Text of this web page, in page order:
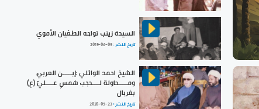
السيدة زينب تواجه الطغيان الأموي
تاريخ النشر :2019-06-09
الشيخ احمد الوائلي :إبـــــن العربي
ومـــــحاولة لــــحجب شمسِ عــــليٍّ (ع)
بغربال
تاريخ النشر :2020-05-23